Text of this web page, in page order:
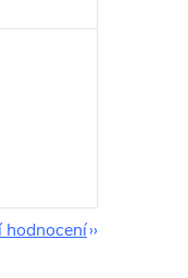
hodnocení